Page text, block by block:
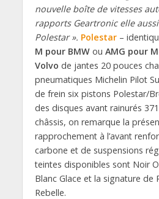
nouvelle boîte de vitesses
rapports Geartronic elle
Polestar ». Polestar–
M pour BMWou AMG pour
Volvo de jantes 20 pouces
pneumatiques Michelin Pilot
de frein six pistons Polestar/
des disques avant rainurés
châssis, on remarque la
rapprochement à l’avant
carbone et de suspensions
teintes disponibles sont Noir
Blanc Glace et la signature de
Rebelle.